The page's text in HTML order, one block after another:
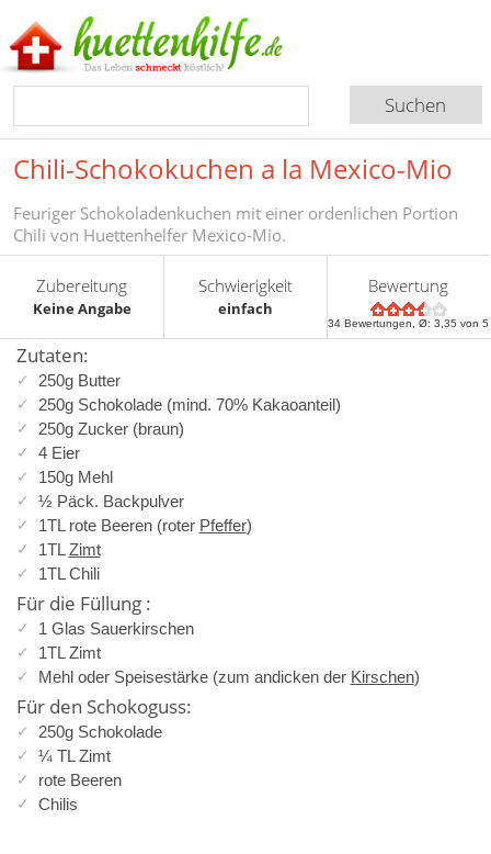
Chili-Schokokuchen a la Mexico-Mio
Feuriger Schokoladenkuchen mit einer ordenlichen Portion
Chili von Huettenhelfer Mexico-Mio.
Zubereitung
Keine Angabe
Schwierigkeit
einfach
Bewertung
34 Bewertungen, Ø:3,35 von 5
Zutaten:
250g Butter
250g Schokolade (mind. 70% Kakaoanteil)
250g Zucker (braun)
4 Eier
150g Mehl
½ Päck. Backpulver
1TL rote Beeren (roter Pfeffer)
1TL Zimt
1TL Chili
Für die Füllung :
1 Glas Sauerkirschen
1TL Zimt
Mehl oder Speisestärke (zum andicken der Kirschen)
Für den Schokoguss:
250g Schokolade
¼ TL Zimt
rote Beeren
Chilis